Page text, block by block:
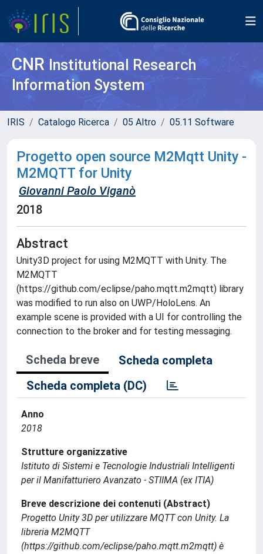
CNR Institutional Research
Information System
IRIS Catalogo Ricerca 05 Altro 05.11 Software
Progetto open source M2Mqtt Unity -
M2MQTT for Unity
Giovanni Paolo Viganò
2018
Abstract
Unity3D project for using M2MQTT with Unity. The
M2MQTT
(https://github.com/eclipse/paho.mqtt.m2mqtt) library
was modified to run also on UWP/HoloLens. An
example scene is provided with a UI for controlling the
connection to the broker and for testing messaging.
Scheda breve
Scheda completa
Scheda completa (DC)
Anno
2018
Strutture organizzative
Istituto di Sistemi e Tecnologie Industriali Intelligenti
per il Manifatturiero Avanzato - STIIMA (ex ITIA)
Breve descrizione dei contenuti (Abstract)
Progetto Unity 3D per utilizzare MQTT con Unity. La
libreria M2MQTT
(https://github.com/eclipse/paho.mqtt.m2mqtt) è